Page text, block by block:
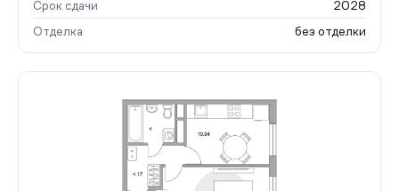
Срок сдачи
2028
Отделка
без отделки